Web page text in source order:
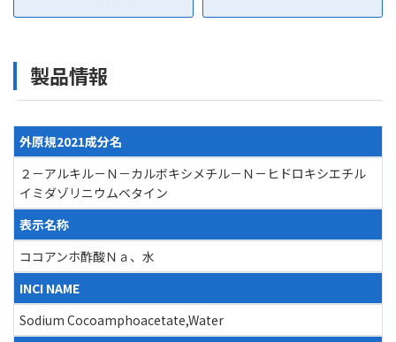
製品情報
外原規2021成分名
２－アルキル－Ｎ－カルボキシメチル－Ｎ－ヒドロキシエチル
イミダゾリニウムベタイン
表示名称
ココアンホ酢酸Ｎａ、水
INCI NAME
Sodium Cocoamphoacetate,Water